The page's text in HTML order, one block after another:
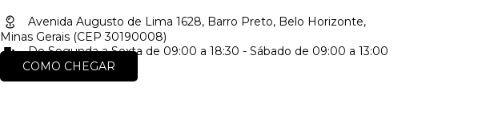
Avenida Augusto de Lima 1628, Barro Preto, Belo Horizonte,
Minas Gerais (CEP 30190008)
De Segunda a Sexta de 09:00 a 18:30 - Sábado de 09:00 a 13:00
COMO CHEGAR